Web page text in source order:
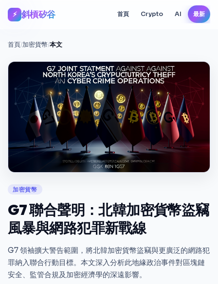
⚡ 斜槓矽谷 首頁 Crypto AI 最新
首頁/加密貨幣/本文
加密貨幣
G7 聯合聲明：北韓加密貨幣盜竊
風暴與網路犯罪新戰線
G7 領袖擴大警告範圍，將北韓加密貨幣盜竊與更廣泛的網路犯
罪納入聯合行動目標。本文深入分析此地緣政治事件對區塊鏈
安全、監管合規及加密經濟學的深遠影響。